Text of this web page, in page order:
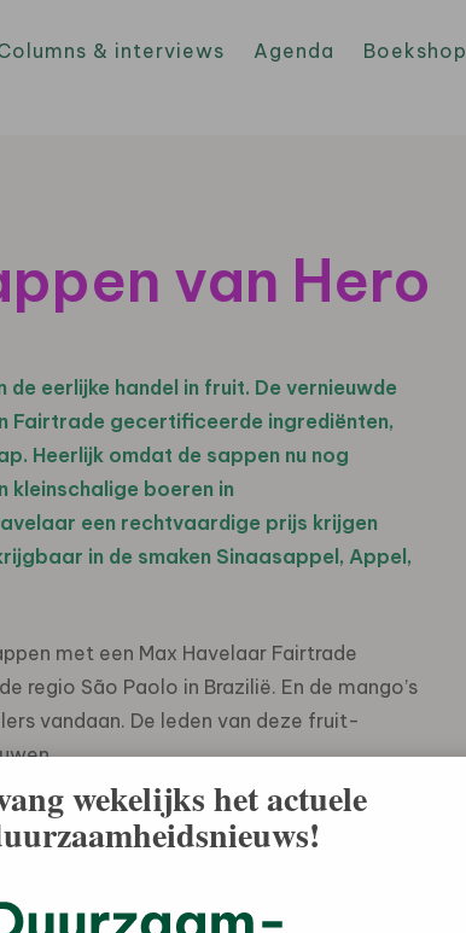
& interviews Agenda Boekshop
van Hero
eerlijke handel in fruit. De vernieuwde
Fairtrade gecertificeerde ingrediënten,
Heerlijk omdat de sappen nu nog
kleinschalige boeren in
een rechtvaardige prijs krijgen
in de smaken Sinaasappel, Appel,
met een Max Havelaar Fairtrade
regio São Paolo in Brazilië. En de mango’s
vandaan. De leden van deze fruit-
geur-, kleur- en smaakstoffen.
suikers die van nature aanwezig
In overeenstemming met Max Havelaar
wekelijks het actuele